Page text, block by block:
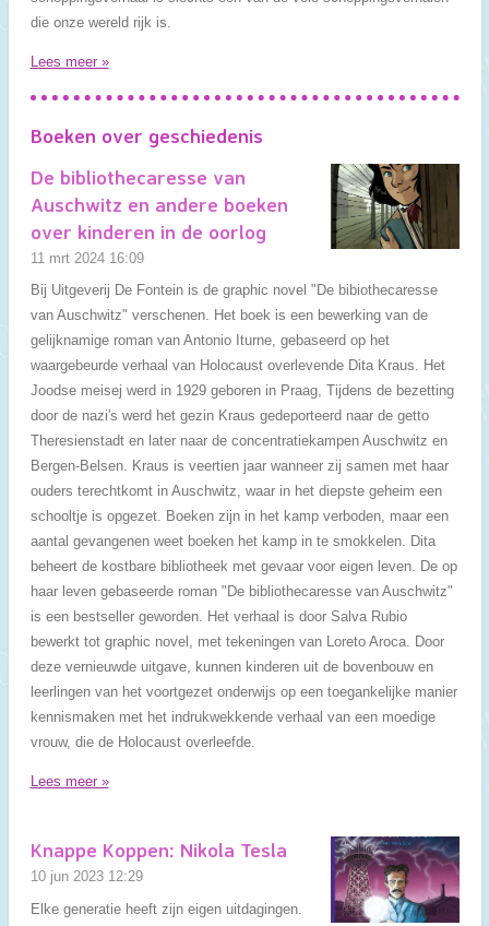
die onze wereld rijk is.
Lees meer »
Boeken over geschiedenis
De bibliothecaresse van
Auschwitz en andere boeken
over kinderen in de oorlog
11 mrt 2024 16:09
Bij Uitgeverij De Fontein is de graphic novel "De bibiothecaresse
van Auschwitz" verschenen. Het boek is een bewerking van de
gelijknamige roman van Antonio Iturne, gebaseerd op het
waargebeurde verhaal van Holocaust overlevende Dita Kraus. Het
Joodse meisej werd in 1929 geboren in Praag, Tijdens de bezetting
door de nazi's werd het gezin Kraus gedeporteerd naar de getto
Theresienstadt en later naar de concentratiekampen Auschwitz en
Bergen-Belsen. Kraus is veertien jaar wanneer zij samen met haar
ouders terechtkomt in Auschwitz, waar in het diepste geheim een
schooltje is opgezet. Boeken zijn in het kamp verboden, maar een
aantal gevangenen weet boeken het kamp in te smokkelen. Dita
beheert de kostbare bibliotheek met gevaar voor eigen leven. De op
haar leven gebaseerde roman "De bibliothecaresse van Auschwitz"
is een bestseller geworden. Het verhaal is door Salva Rubio
bewerkt tot graphic novel, met tekeningen van Loreto Aroca. Door
deze vernieuwde uitgave, kunnen kinderen uit de bovenbouw en
leerlingen van het voortgezet onderwijs op een toegankelijke manier
kennismaken met het indrukwekkende verhaal van een moedige
vrouw, die de Holocaust overleefde.
Lees meer »
Knappe Koppen: Nikola Tesla
10 jun 2023 12:29
Elke generatie heeft zijn eigen uitdagingen.